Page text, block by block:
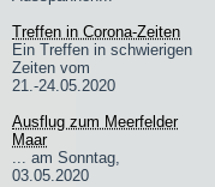
Treffen in Corona-Zeiten
Ein Treffen in schwierigen
Zeiten vom
21.-24.05.2020
Ausflug zum Meerfelder
Maar
... am Sonntag,
03.05.2020